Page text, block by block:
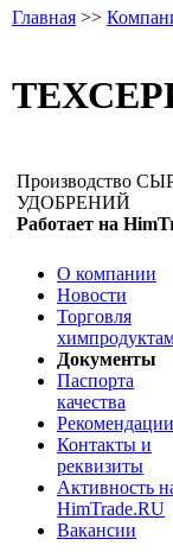
Главная >>
Производство
УДОБРЕНИЙ
Работает на
О компании
Новости
Торговля
Документы
Паспорта
качества
Рекомендации
Контакты и
реквизиты
Активность
HimTrade.RU
Вакансии